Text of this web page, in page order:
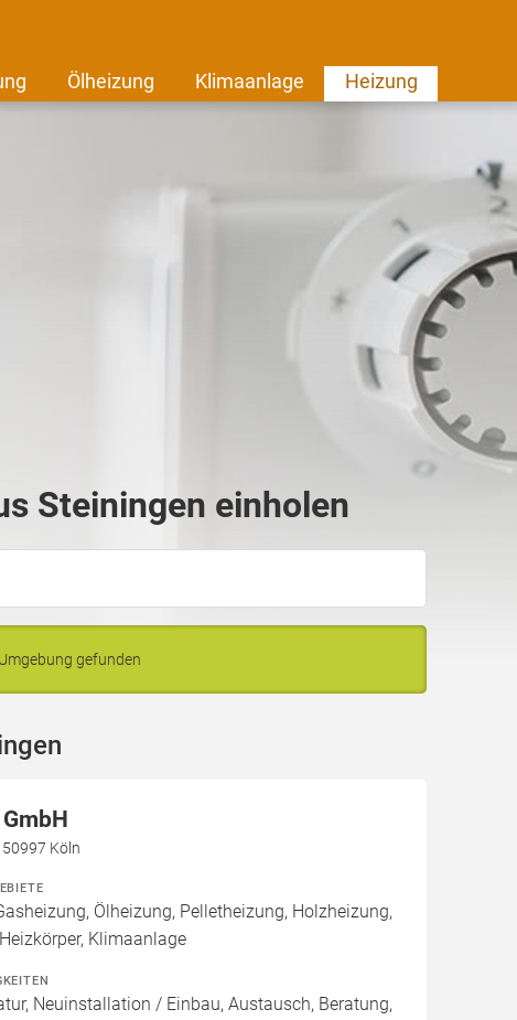
Ölheizung Klimaanlage Heizung
Steiningen einholen
gefunden
Köln
Ölheizung, Pelletheizung, Holzheizung,
Klimaanlage
Neuinstallation / Einbau, Austausch, Beratung,